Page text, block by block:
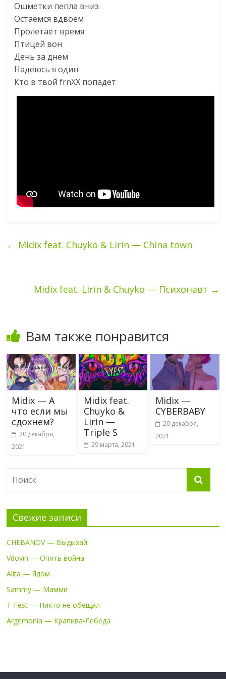
Ошметки пепла вниз
Остаемся вдвоем
Пролетает время
Птицей вон
День за днем
Надеюсь я один
Кто в твой frnXX попадет
← MIdix feat. Chuyko & Lirin — China town
Midix feat. Lirin & Chuyko — Психонавт →
Вам также понравится
Midix — А
что если мы
сдохнем?
20 декабря,
2021
Midix feat.
Chuyko &
Lirin —
Triple S
29 марта, 2021
Midix —
CYBERBABY
20 декабря,
2021
Свежие записи
CHEBANOV — Выдыхай
Vdovin — Опять война
Alita — Ядом
Sammy — Мамми
T-Fest — Никто не обещал
Argemonia — Крапива-Лебеда